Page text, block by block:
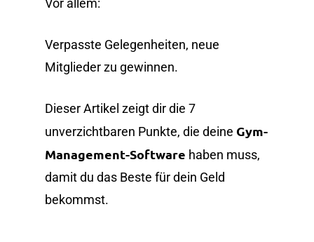
Vor allem:
Verpasste Gelegenheiten, neue
Mitglieder zu gewinnen.
Dieser Artikel zeigt dir die 7
unverzichtbaren Punkte, die deine Gym-
Management-Software haben muss,
damit du das Beste für dein Geld
bekommst.